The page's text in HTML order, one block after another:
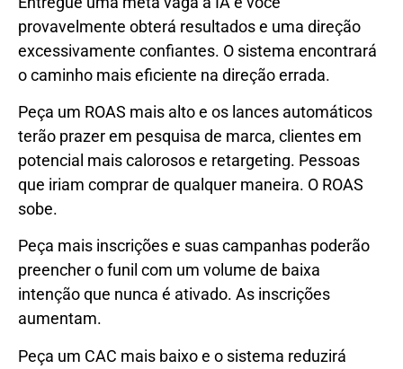
provavelmente obterá resultados e uma direção
excessivamente confiantes. O sistema encontrará
o caminho mais eficiente na direção errada.
Peça um ROAS mais alto e os lances automáticos
terão prazer em pesquisa de marca, clientes em
potencial mais calorosos e retargeting. Pessoas
que iriam comprar de qualquer maneira. O ROAS
sobe.
Peça mais inscrições e suas campanhas poderão
preencher o funil com um volume de baixa
intenção que nunca é ativado. As inscrições
aumentam.
Peça um CAC mais baixo e o sistema reduzirá